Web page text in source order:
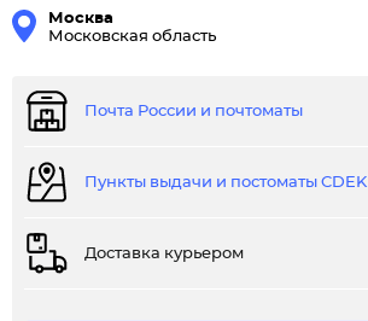
Москва
Московская область
Почта России и почтоматы
Пункты выдачи и постоматы CDEK
Доставка курьером